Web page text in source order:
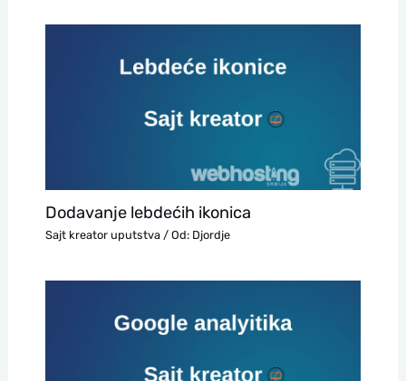
Dodavanje lebdećih ikonica
Sajt kreator uputstva/ Od: Djordje